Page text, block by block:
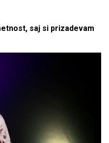
saj si prizadevam